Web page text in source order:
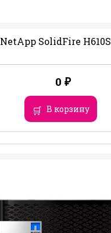
NetApp SolidFire
0 ₽
В корзину